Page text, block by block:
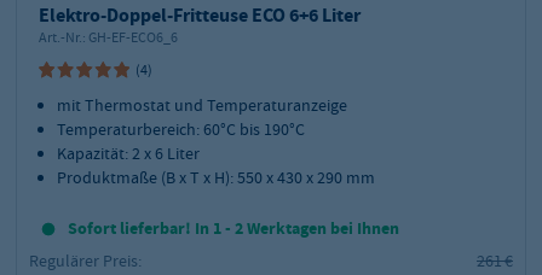
Elektro-Doppel-Fritteuse ECO 6+6 Liter
Art.-Nr.: GH-EF-ECO6_6
(4)
mit Thermostat und Temperaturanzeige
Temperaturbereich: 60°C bis 190°C
Kapazität: 2 x 6 Liter
Produktmaße (B x T x H): 550 x 430 x 290 mm
Sofort lieferbar! In 1 - 2 Werktagen bei Ihnen
Regulärer Preis:
261 €